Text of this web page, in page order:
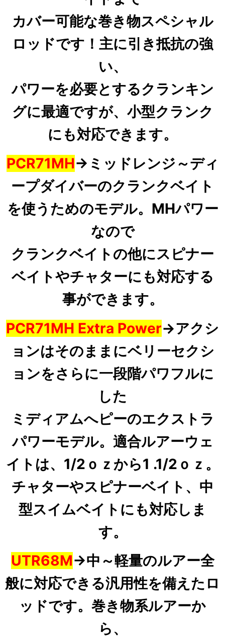
カバー可能な巻き物スペシャル
ロッドです！ 主に引き抵抗の強
い、
パワーを必要とするクランキン
グに最適ですが、小型クランク
にも対応できます。
PCR71MH→ミッドレンジ～ディ
ープダイバーのクランクベイト
を使うためのモデル。MHパワー
なので
クランクベイトの他にスピナー
ベイトやチャターにも対応する
事ができます。
PCR71MH Extra Power→アクシ
ョンはそのままにベリーセクシ
ョンをさらに一段階パワフルに
した
ミディアムへピーのエクストラ
パワーモデル。適合ルアーウェ
イトは、1/2ｏｚから1 .1/2ｏ ｚ。
チャターやスピナーベイト、中
型スイムベイトにも対応しま
す。
UTR68M→中～軽量のルアー全
般に対応できる汎用性を備えたロ
ッドです。巻き物系ルアーか
ら、